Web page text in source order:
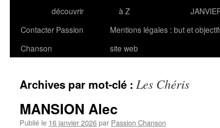
découvrir
à Z
Contacter Passion
Chanson
Mentions légales : but et
site web
Archives par mot-clé : Les Chéris
MANSION Alec
Publié le 16 janvier 2026par Passion Chanson